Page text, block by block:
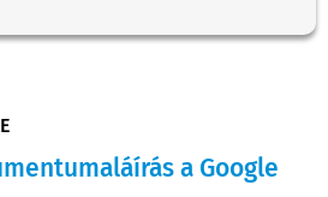
a Google